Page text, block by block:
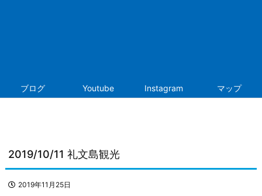
ブログ Youtube Instagram マップ
2019/10/11 礼文島観光
2019年11月25日